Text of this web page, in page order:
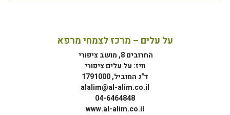
על עלים – מרכז לצמחי מרפא
החרובים 8, מושב ציפורי
וויז: על עלים ציפורי
ד"נ המוביל, 1791000
alalim@al-alim.co.il
04-6464848
www.al-alim.co.il